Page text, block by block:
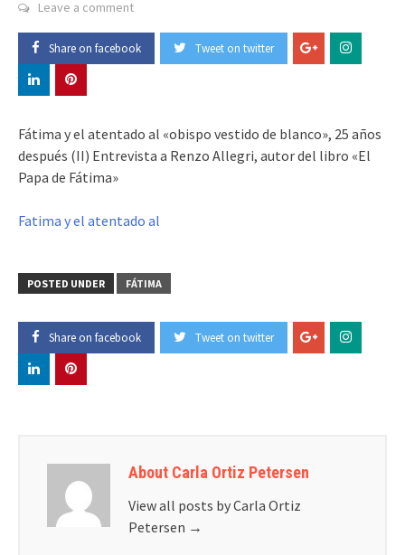
Leave a comment
Share on facebook Tweet on twitter
Fátima y el atentado al «obispo vestido de blanco», 25 años
después (II) Entrevista a Renzo Allegri, autor del libro «El
Papa de Fátima»
Fatima y el atentado al
POSTED UNDER FÁTIMA
Share on facebook Tweet on twitter
About Carla Ortiz Petersen
View all posts by Carla Ortiz
Petersen →